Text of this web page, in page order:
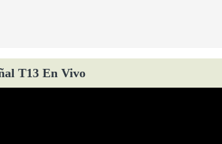
T13 En Vivo